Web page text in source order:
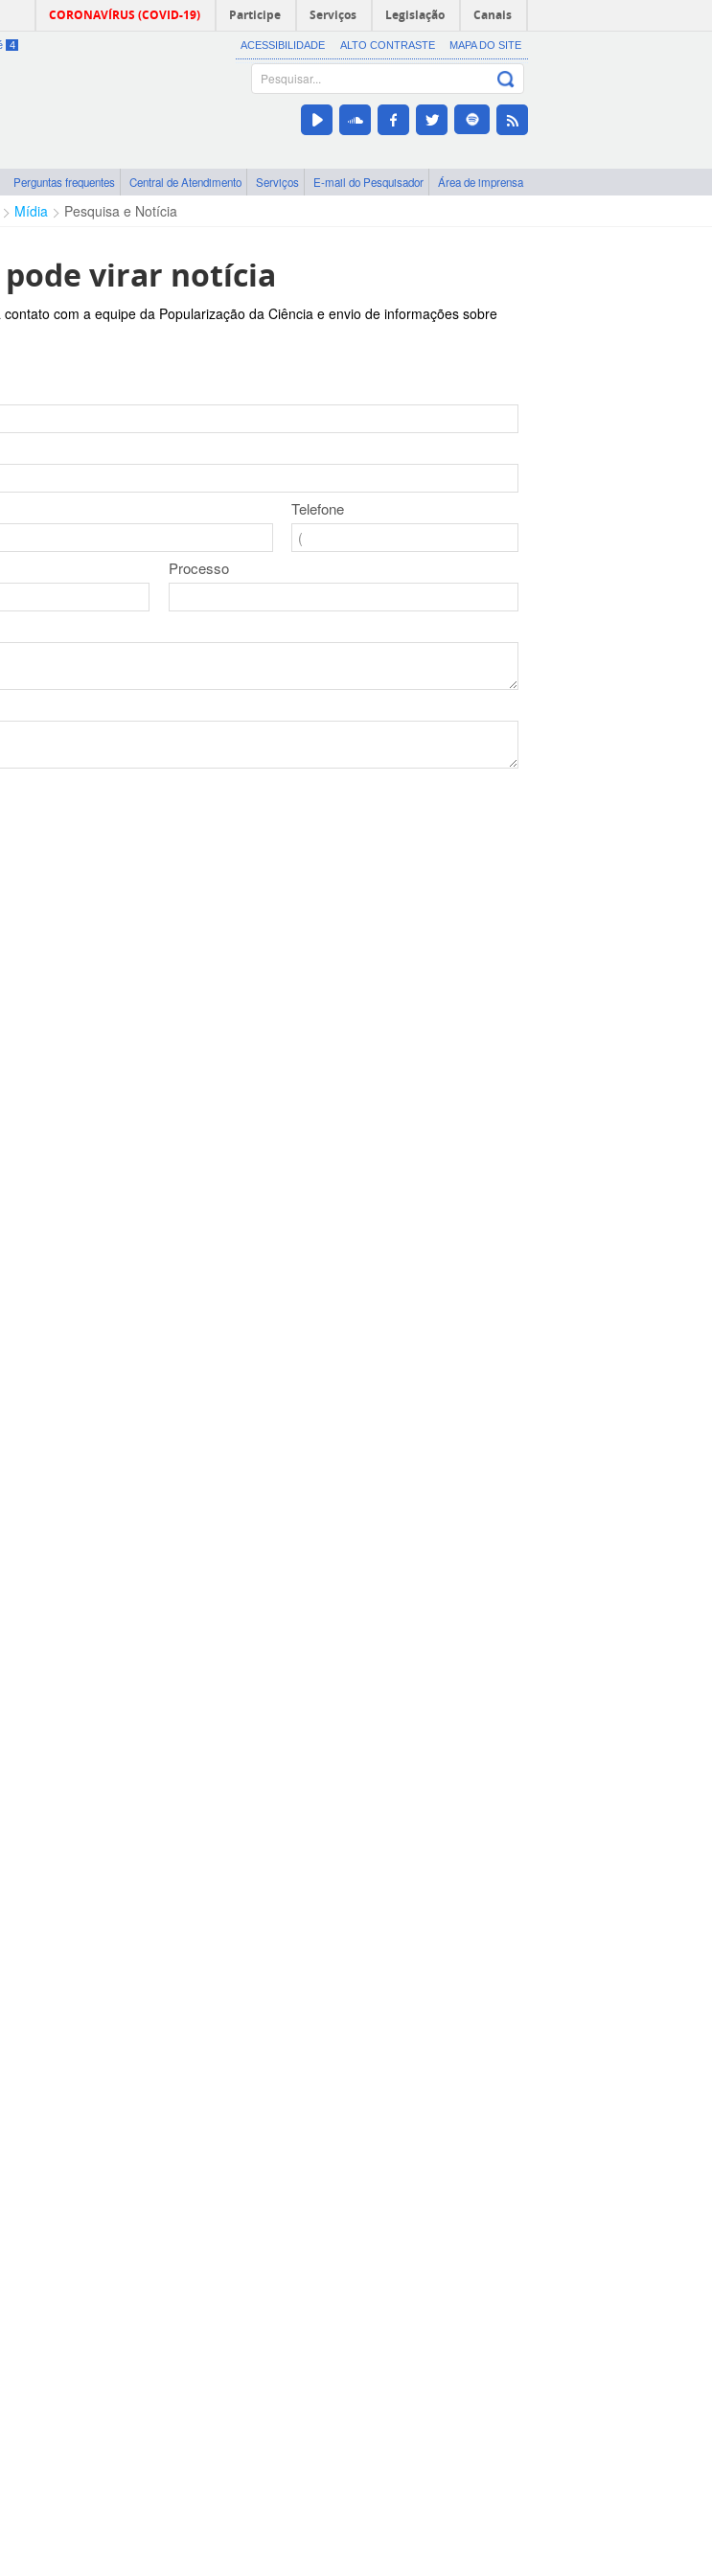
CORONAVÍRUS (COVID-19) Participe Serviços Legislação Canais
4 ACESSIBILIDADE ALTO CONTRASTE MAPA DO SITE
Perguntas frequentes Central de Atendimento Serviços E-mail do Pesquisador Área de imprensa
Mídia Pesquisa e Notícia
pode virar notícia
com a equipe da Popularização da Ciência e envio de informações sobre
Telefone
Processo